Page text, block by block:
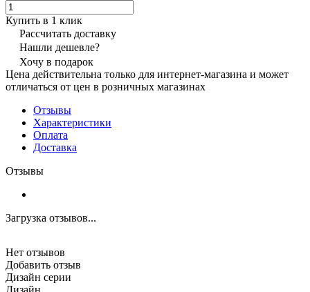
Купить в 1 клик
Рассчитать доставку
Нашли дешевле?
Хочу в подарок
Цена действительна только для интернет-магазина и может
отличаться от цен в розничных магазинах
Отзывы
Характеристики
Оплата
Доставка
Отзывы
Загрузка отзывов...
Нет отзывов
Добавить отзыв
Дизайн серии
Дизайн